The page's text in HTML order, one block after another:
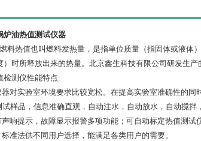
炉油热值测试仪器
料热值也叫燃料发热量，是指单位质量（指固体或液体
）时所释放出来的热量。北京鑫生科技有限公司研发生
检测仪性能特点:
对实验室环境要求比较宽松。在提高实验室准确性的同
样品，信息准确直观，自动注水，自动放水，自动搅拌
响提示，故障显示报警多项功能；可自动标定热值测试
准法供不同用户选择，能满足各类用户的需要。